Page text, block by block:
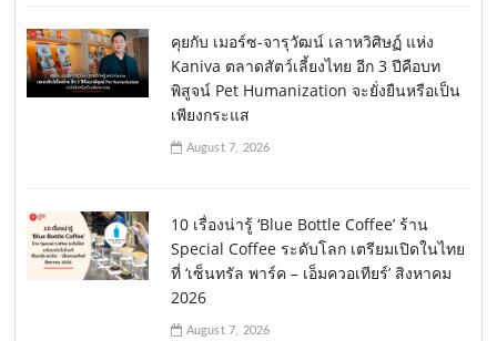
คุยกับ เมอร์ซ-จารุวัฒน์ เลาหวิศิษฏ์ แห่ง
Kaniva ตลาดสัตว์เลี้ยงไทย อีก 3 ปีคือบท
พิสูจน์ Pet Humanization จะยั่งยืนหรือเป็น
เพียงกระแส
August 7, 2026
10 เรื่องน่ารู้ ‘Blue Bottle Coffee’ ร้าน
Special Coffee ระดับโลก เตรียมเปิดในไทย
ที่ ‘เซ็นทรัล พาร์ค – เอ็มควอเทียร์’ สิงหาคม
2026
August 7, 2026